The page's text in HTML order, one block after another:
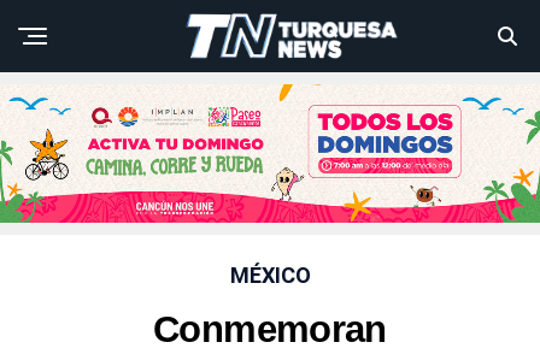
MÉXICO
Conmemoran